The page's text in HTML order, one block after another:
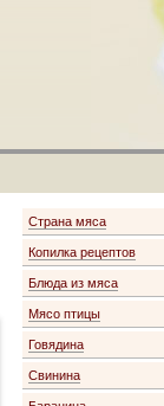
Страна мяса
Копилка рецептов
Блюда из мяса
Мясо птицы
Говядина
Свинина